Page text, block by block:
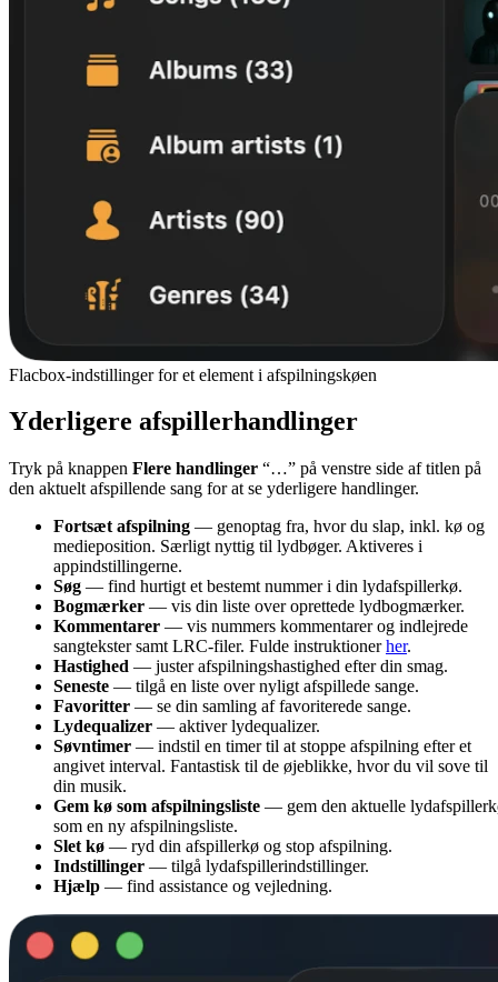
Flacbox-indstillinger for et element i afspilningskøen
Yderligere afspillerhandlinger
Tryk på knappen Flere handlinger “…” på venstre side af titlen på
den aktuelt afspillende sang for at se yderligere handlinger.
Fortsæt afspilning — genoptag fra, hvor du slap, inkl. kø og
medieposition. Særligt nyttig til lydbøger. Aktiveres i
appindstillingerne.
Søg — find hurtigt et bestemt nummer i din lydafspillerkø.
Bogmærker — vis din liste over oprettede lydbogmærker.
Kommentarer — vis nummers kommentarer og indlejrede
sangtekster samt LRC-filer. Fulde instruktionerher.
Hastighed — juster afspilningshastighed efter din smag.
Seneste — tilgå en liste over nyligt afspillede sange.
Favoritter — se din samling af favoriterede sange.
Lydequalizer — aktiver lydequalizer.
Søvntimer — indstil en timer til at stoppe afspilning efter et
angivet interval. Fantastisk til de øjeblikke, hvor du vil sove til
din musik.
Gem kø som afspilningsliste — gem den aktuelle
som en ny afspilningsliste.
Slet kø — ryd din afspillerkø og stop afspilning.
Indstillinger — tilgå lydafspillerindstillinger.
Hjælp — find assistance og vejledning.